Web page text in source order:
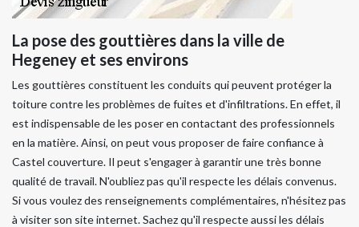
La pose des gouttières dans la ville de
Hegeney et ses environs
Les gouttières constituent les conduits qui peuvent protéger la
toiture contre les problèmes de fuites et d'infiltrations. En effet, il
est indispensable de les poser en contactant des professionnels
en la matière. Ainsi, on peut vous proposer de faire confiance à
Castel couverture. Il peut s'engager à garantir une très bonne
qualité de travail. N'oubliez pas qu'il respecte les délais convenus.
Si vous voulez des renseignements complémentaires, n'hésitez pas
à visiter son site internet. Sachez qu'il respecte aussi les délais